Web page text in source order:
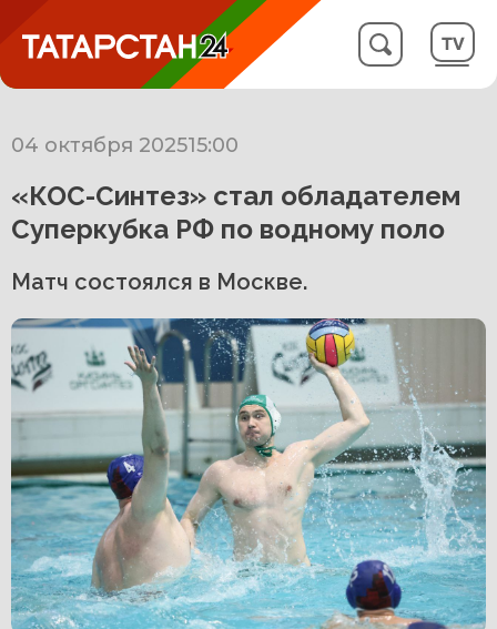
04 октября 202515:00
«КОС-Синтез» стал обладателем
Суперкубка РФ по водному поло
Матч состоялся в Москве.